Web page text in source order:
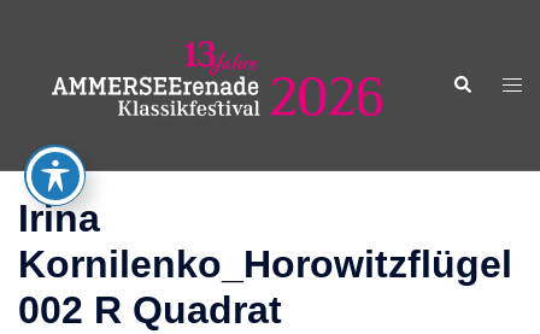
springen
Suche
Irina
Kornilenko_Horowitzflügel
002 R Quadrat